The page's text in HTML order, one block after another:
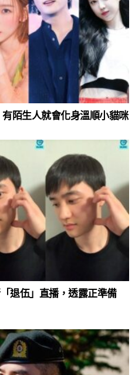
陌生人就會化身溫順小貓咪
退伍」直播，透露正準備